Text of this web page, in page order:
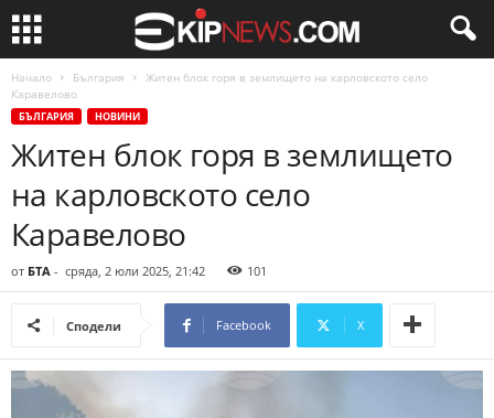
Начало България
Житен блок горя в землището на карловското село
Каравелово
БЪЛГАРИЯ НОВИНИ
Житен блок горя в землището
на карловското село
Каравелово
от БТА - сряда, 2 юли 2025, 21:42 101
Сподели Facebook X